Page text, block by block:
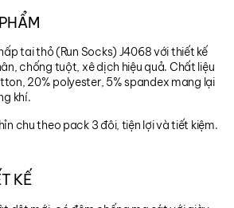
tai thỏ (Run Socks) J4068 với thiết kế
chống tuột, xê dịch hiệu quả. Chất liệu
20% polyester, 5% spandex mang lại
khí.
chu theo pack 3 đôi, tiện lợi và tiết kiệm.
KẾ